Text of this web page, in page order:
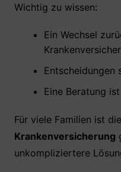
Wichtig zu wissen:
Ein Wechsel
Entscheidungen
Eine Beratung
Für viele Familien ist die
Krankenversicherung
unkompliziertere